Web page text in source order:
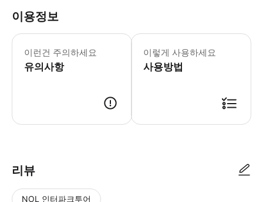
이용정보
이런건 주의하세요
유의사항
지정하신 날짜에만 유효합니다. 본 투
이렇게 사용하세요
사용방법
리뷰
NOL 인터파크투어